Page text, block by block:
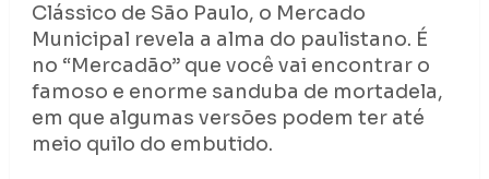
Clássico de São Paulo, o Mercado
Municipal revela a alma do paulistano. É
no “Mercadão” que você vai encontrar o
famoso e enorme sanduba de mortadela,
em que algumas versões podem ter até
meio quilo do embutido.